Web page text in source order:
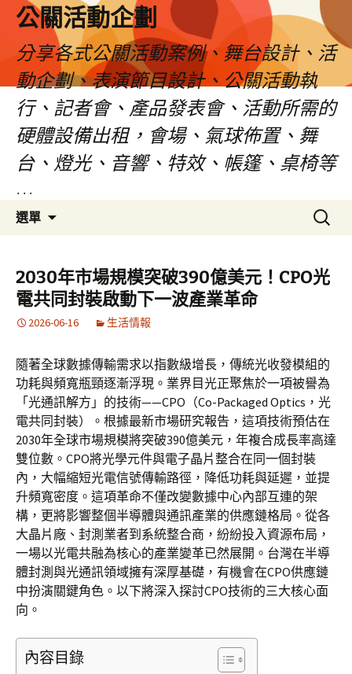
公關活動企劃
分享各式公關活動案例、舞台設計、活
動企劃、表演節目設計、公關活動執
行、記者會、產品發表會、活動所需的
硬體設備出租，會場、氣球佈置、舞
台、燈光、音響、特效、帳篷、桌椅等
…
選單
要
內
容
搜
尋
鍵
字:
2030年市場規模突破390億美元！CPO光
電共同封裝啟動下一波產業革命
2026-06-16 生活情報
隨著全球數據傳輸需求以指數級增長，傳統光收發模組的
功耗與頻寬瓶頸逐漸浮現。業界目光正聚焦於一項被譽為
「光通訊解方」的技術——CPO（Co-Packaged Optics，光
電共同封裝）。根據最新市場研究報告，這項技術預估在
2030年全球市場規模將突破390億美元，年複合成長率高達
雙位數。CPO將光學元件與電子晶片整合在同一個封裝
內，大幅縮短光電信號傳輸路徑，降低功耗與延遲，並提
升頻寬密度。這項革命不僅改變數據中心內部互連的架
構，更將影響整個半導體與通訊產業的供應鏈格局。從各
大晶片廠、封測業者到系統整合商，紛紛投入資源布局，
一場以光電共融為核心的產業變革已然展開。台灣在半導
體封測與光通訊領域擁有深厚基礎，有機會在CPO供應鏈
中扮演關鍵角色。以下將深入探討CPO技術的三大核心面
向。
內容目錄